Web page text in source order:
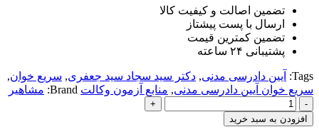
تضمین اصالت و کیفیت کالا
ارسال با پست پیشتاز
تضمین کمترین قیمت
پشتیبانی ۲۴ ساعته
Tags: آیین دادرسی مدنی, دکتر سید سجاد سید جعفری, سریع خوان,
سریع خوان آیین دادرسی مدنی, منابع آزمون وکالت Brand: مشاهیر
سریع
خوان
آیین
افزودن به سبد خرید